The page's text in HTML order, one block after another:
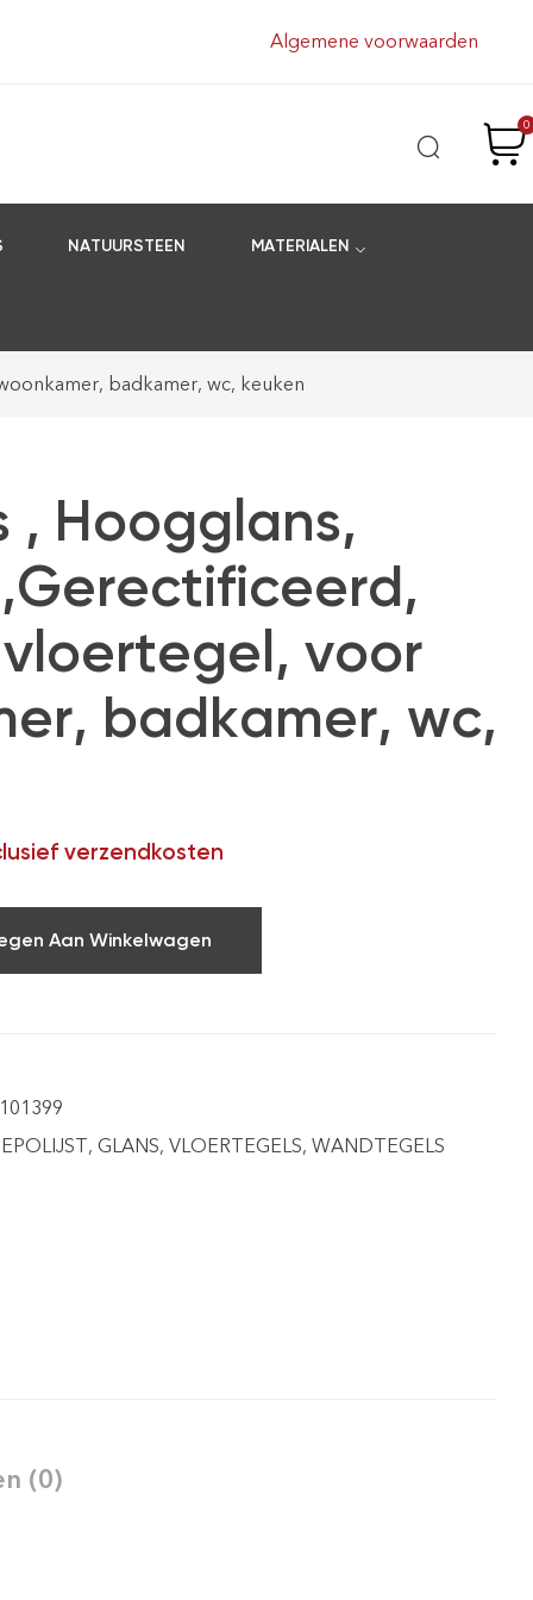
Algemene voorwaarden
0
NATUURSTEEN MATERIALEN
badkamer, wc, keuken
, Hoogglans,
voor
badkamer, wc,
verzendkosten
Aan Winkelwagen
, GLANS, VLOERTEGELS, WANDTEGELS
(0)